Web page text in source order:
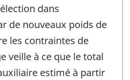
dans
de nouveaux poids de
les contraintes de
veille à ce que le total
estimé à partir